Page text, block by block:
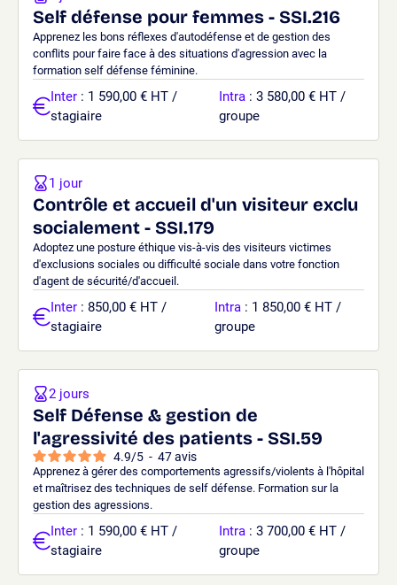
Self défense pour femmes - SSI.216
Apprenez les bons réflexes d'autodéfense et de gestion des
conflits pour faire face à des situations d'agression avec la
formation self défense féminine.
Inter : 1 590,00 € HT /
stagiaire
Intra : 3 580,00 € HT /
groupe
Contrôle et accueil d'un visiteur exclu
socialement - SSI.179
Adoptez une posture éthique vis-à-vis des visiteurs victimes
d'exclusions sociales ou difficulté sociale dans votre fonction
d'agent de sécurité/d'accueil.
1 jour
Inter : 850,00 € HT /
stagiaire
Intra : 1 850,00 € HT /
groupe
Self Défense & gestion de
l'agressivité des patients - SSI.59
4.9/5 - 47avis
Apprenez à gérer des comportements agressifs/violents à l'hôpital
et maîtrisez des techniques de self défense. Formation sur la
gestion des agressions.
2 jours
Inter : 1 590,00 € HT /
stagiaire
Intra : 3 700,00 € HT /
groupe